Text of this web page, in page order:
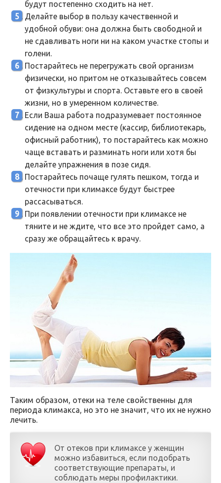
будут постепенно сходить на нет.
Делайте выбор в пользу качественной и
удобной обуви: она должна быть свободной и
не сдавливать ноги ни на каком участке стопы и
голени.
Постарайтесь не перегружать свой организм
физически, но притом не отказывайтесь совсем
от физкультуры и спорта. Оставьте его в своей
жизни, но в умеренном количестве.
Если Ваша работа подразумевает постоянное
сидение на одном месте (кассир, библиотекарь,
офисный работник), то постарайтесь как можно
чаще вставать и разминать ноги или хотя бы
делайте упражнения в позе сидя.
Постарайтесь почаще гулять пешком, тогда и
отечности при климаксе будут быстрее
рассасываться.
При появлении отечности при климаксе не
тяните и не ждите, что все это пройдет само, а
сразу же обращайтесь к врачу.
Таким образом, отеки на теле свойственны для
периода климакса, но это не значит, что их не нужно
лечить.
От отеков при климаксе у женщин
можно избавиться, если подобрать
соответствующие препараты, и
соблюдать меры профилактики.